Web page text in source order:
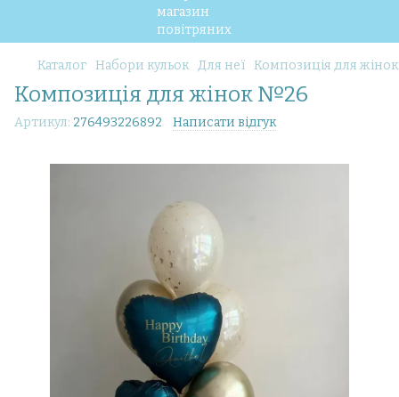
Каталог Набори кульок Для неї Композиція для
Композиція для жінок №26
Артикул: 276493226892 Написати відгук